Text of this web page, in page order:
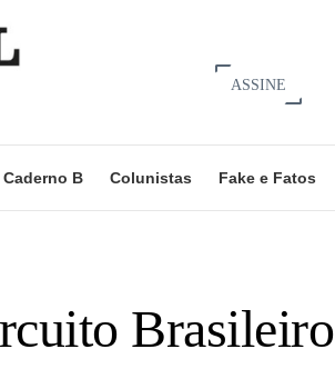
ASSINE
Caderno B Colunistas Fake e Fatos
Brasileiro